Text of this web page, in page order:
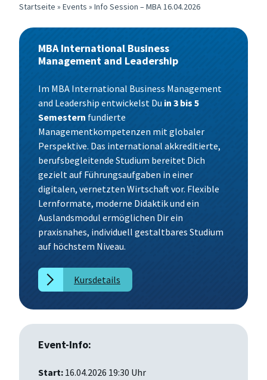
Startseite » Events » Info Session – MBA 16.04.2026
MBA International Business
Management and Leadership
Im MBA International Business Management
and Leadership entwickelst Du in 3 bis 5
Semestern fundierte
Managementkompetenzen mit globaler
Perspektive. Das international akkreditierte,
berufsbegleitende Studium bereitet Dich
gezielt auf Führungsaufgaben in einer
digitalen, vernetzten Wirtschaft vor. Flexible
Lernformate, moderne Didaktik und ein
Auslandsmodul ermöglichen Dir ein
praxisnahes, individuell gestaltbares Studium
auf höchstem Niveau.
Kursdetails
Event-Info:
Start: 16.04.2026 19:30 Uhr